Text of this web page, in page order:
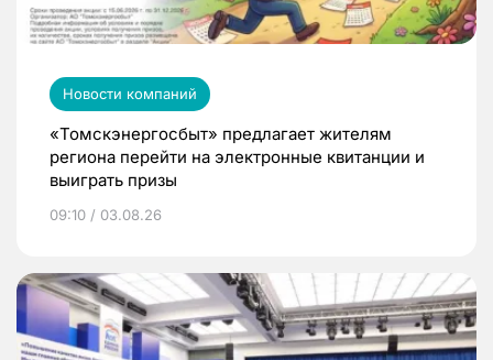
Новости компаний
«Томскэнергосбыт» предлагает жителям
региона перейти на электронные квитанции и
выиграть призы
09:10 / 03.08.26